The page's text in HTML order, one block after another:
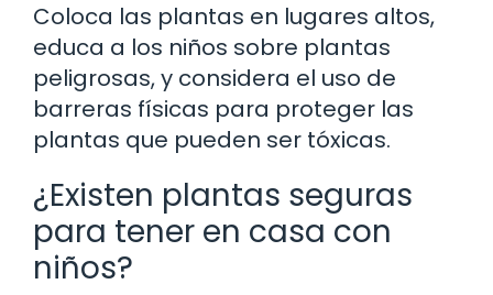
Coloca las plantas en lugares altos,
educa a los niños sobre plantas
peligrosas, y considera el uso de
barreras físicas para proteger las
plantas que pueden ser tóxicas.
¿Existen plantas seguras
para tener en casa con
niños?